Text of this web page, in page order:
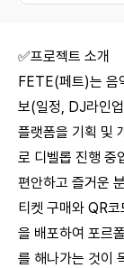
✅프로젝트 소개
FETE(페트)는 음
보(일정, DJ라인
플랫폼을 기획 및
로 디벨롭 진행 중
편안하고 즐거운
티켓 구매와 QR
을 배포하여 포르
를 해나가는 것이